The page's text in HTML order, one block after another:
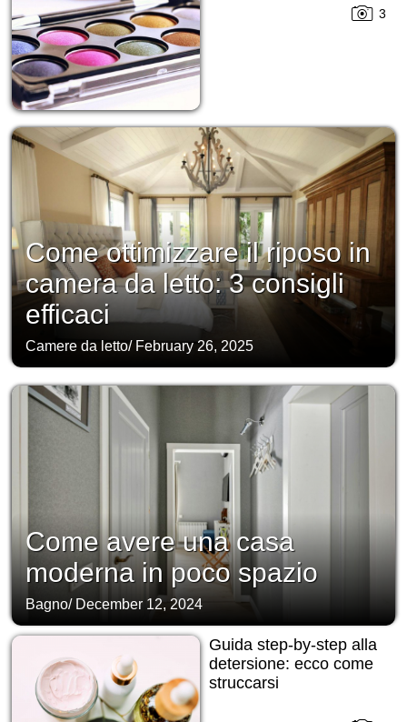
3
Come ottimizzare il riposo in
camera da letto: 3 consigli
efficaci
Camere da letto/ February 26, 2025
Come avere una casa
moderna in poco spazio
Bagno/ December 12, 2024
Guida step-by-step alla
detersione: ecco come
struccarsi